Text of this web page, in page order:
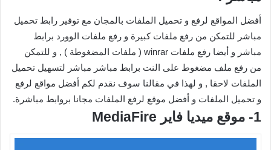
أفضل المواقع لرفع و تحميل الملفات بالمجان مع توفير رابط تحميل
مباشر للتمكن من رفع ملفات كبيرة و رفع ملفات الوورد برابط
مباشر و أيضا رفع ملفات winrar ( ملفات المضغوطة ) , و للتمكن
من رفع ملف مضغوط على النت برابط مباشر مباشر لتسهيل تحميل
الملفات لاحقا , و لهذا في مقالنا سوف نقدم لكم أفضل مواقع لرفع
و تحميل الملفات و أفضل موقع لرفع الملفات مجانا بروابط مباشرة.
1- موقع ميديا فاير MediaFire